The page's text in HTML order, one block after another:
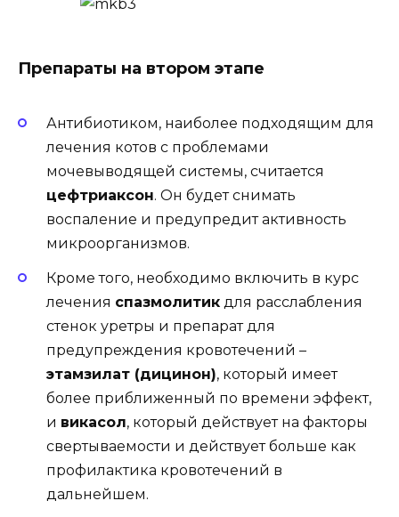
Препараты на втором этапе
Антибиотиком, наиболее подходящим для
лечения котов с проблемами
мочевыводящей системы, считается
цефтриаксон. Он будет снимать
воспаление и предупредит активность
микроорганизмов.
Кроме того, необходимо включить в курс
лечения спазмолитик для расслабления
стенок уретры и препарат для
предупреждения кровотечений –
этамзилат (дицинон), который имеет
более приближенный по времени эффект,
и викасол, который действует на факторы
свертываемости и действует больше как
профилактика кровотечений в
дальнейшем.